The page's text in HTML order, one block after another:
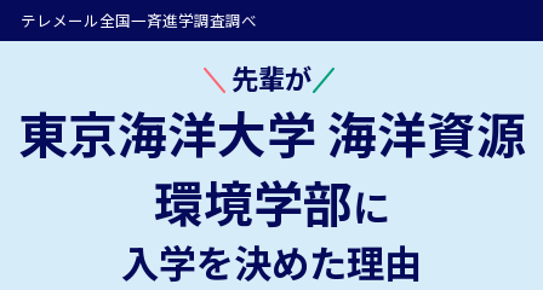
テレメール全国一斉進学調査調べ
先輩が
東京海洋大学 海洋資源
環境学部に
入学を決めた理由